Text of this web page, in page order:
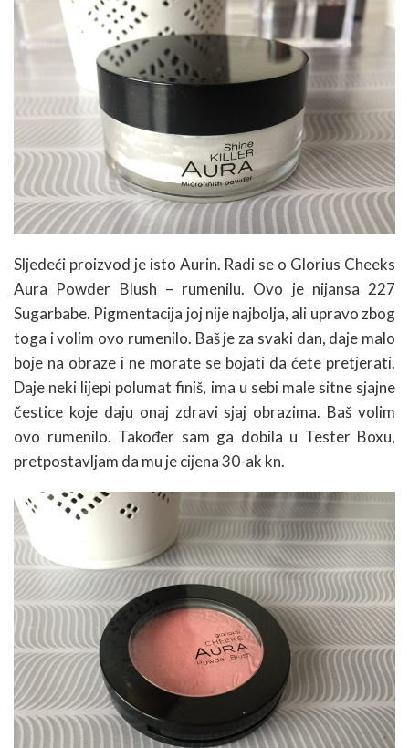
Sljedeći proizvod je isto Aurin. Radi se o Glorius Cheeks
Aura Powder Blush – rumenilu. Ovo je nijansa 227
Sugarbabe. Pigmentacija joj nije najbolja, ali upravo zbog
toga i volim ovo rumenilo. Baš je za svaki dan, daje malo
boje na obraze i ne morate se bojati da ćete pretjerati.
Daje neki lijepi polumat finiš, ima u sebi male sitne sjajne
čestice koje daju onaj zdravi sjaj obrazima. Baš volim
ovo rumenilo. Također sam ga dobila u Tester Boxu,
pretpostavljam da mu je cijena 30-ak kn.